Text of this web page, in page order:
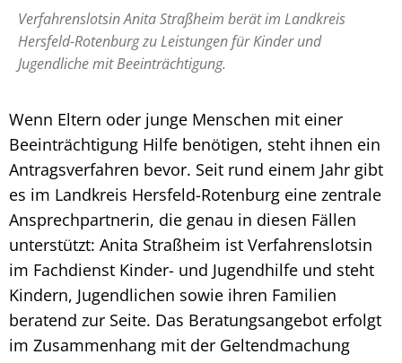
Verfahrenslotsin Anita Straßheim berät im Landkreis
Hersfeld-Rotenburg zu Leistungen für Kinder und
Jugendliche mit Beeinträchtigung.
Wenn Eltern oder junge Menschen mit einer
Beeinträchtigung Hilfe benötigen, steht ihnen ein
Antragsverfahren bevor. Seit rund einem Jahr gibt
es im Landkreis Hersfeld-Rotenburg eine zentrale
Ansprechpartnerin, die genau in diesen Fällen
unterstützt: Anita Straßheim ist Verfahrenslotsin
im Fachdienst Kinder- und Jugendhilfe und steht
Kindern, Jugendlichen sowie ihren Familien
beratend zur Seite. Das Beratungsangebot erfolgt
im Zusammenhang mit der Geltendmachung